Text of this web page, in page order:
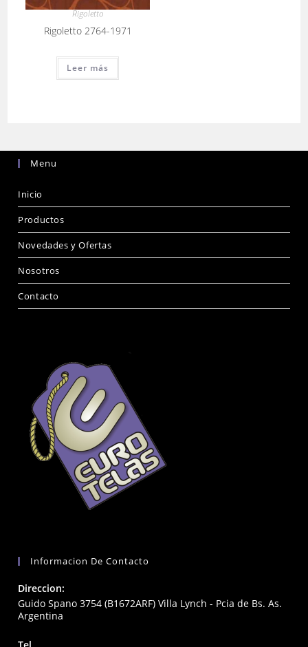
Rigoletto
Rigoletto 2764-1971
Leer más
Menu
Inicio
Productos
Novedades y Ofertas
Nosotros
Contacto
Informacion De Contacto
Direccion:
Guido Spano 3754 (B1672ARF) Villa Lynch - Pcia de Bs. As.
Argentina